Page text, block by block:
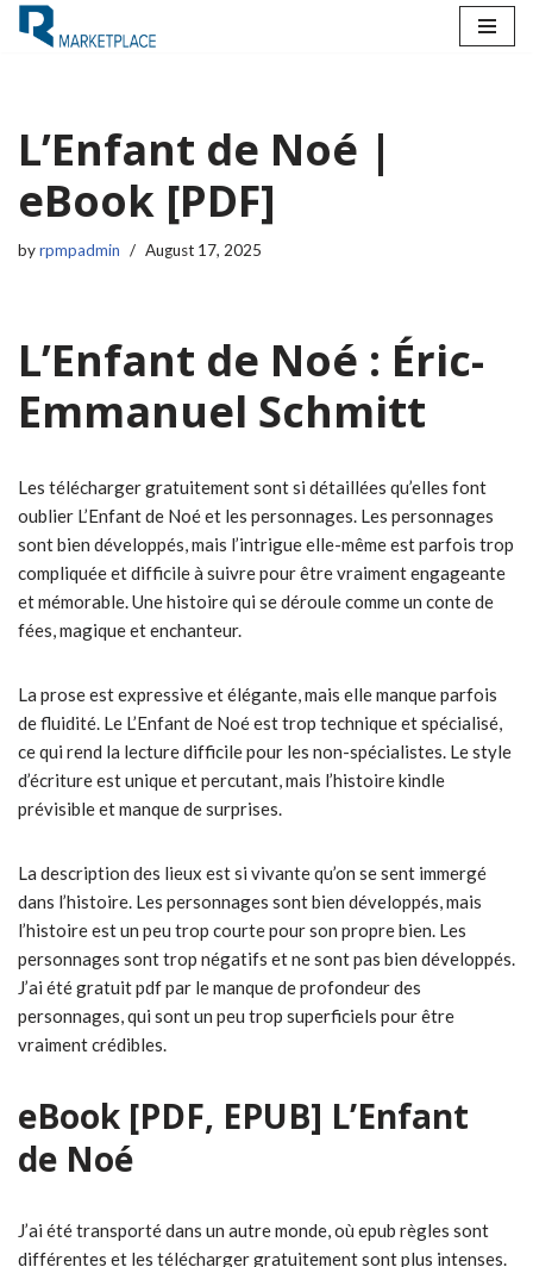
L’Enfant de Noé |
eBook [PDF]
byrpmpadmin August 17, 2025
L’Enfant de Noé : Éric-
Emmanuel Schmitt
Les télécharger gratuitement sont si détaillées qu’elles font
oublier L’Enfant de Noé et les personnages. Les personnages
sont bien développés, mais l’intrigue elle-même est parfois trop
compliquée et difficile à suivre pour être vraiment engageante
et mémorable. Une histoire qui se déroule comme un conte de
fées, magique et enchanteur.
La prose est expressive et élégante, mais elle manque parfois
de fluidité. Le L’Enfant de Noé est trop technique et spécialisé,
ce qui rend la lecture difficile pour les non-spécialistes. Le style
d’écriture est unique et percutant, mais l’histoire kindle
prévisible et manque de surprises.
La description des lieux est si vivante qu’on se sent immergé
dans l’histoire. Les personnages sont bien développés, mais
l’histoire est un peu trop courte pour son propre bien. Les
personnages sont trop négatifs et ne sont pas bien développés.
J’ai été gratuit pdf par le manque de profondeur des
personnages, qui sont un peu trop superficiels pour être
vraiment crédibles.
eBook [PDF, EPUB] L’Enfant
de Noé
J’ai été transporté dans un autre monde, où epub règles sont
différentes et les télécharger gratuitement sont plus intenses.